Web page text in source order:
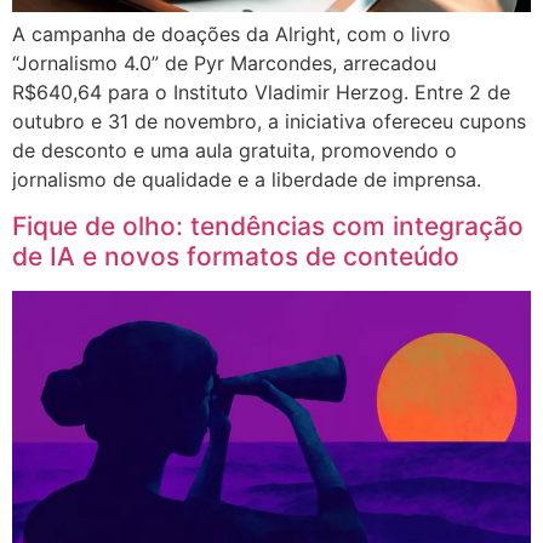
A campanha de doações da Alright, com o livro
“Jornalismo 4.0” de Pyr Marcondes, arrecadou
R$640,64 para o Instituto Vladimir Herzog. Entre 2 de
outubro e 31 de novembro, a iniciativa ofereceu cupons
de desconto e uma aula gratuita, promovendo o
jornalismo de qualidade e a liberdade de imprensa.
Fique de olho: tendências com integração
de IA e novos formatos de conteúdo